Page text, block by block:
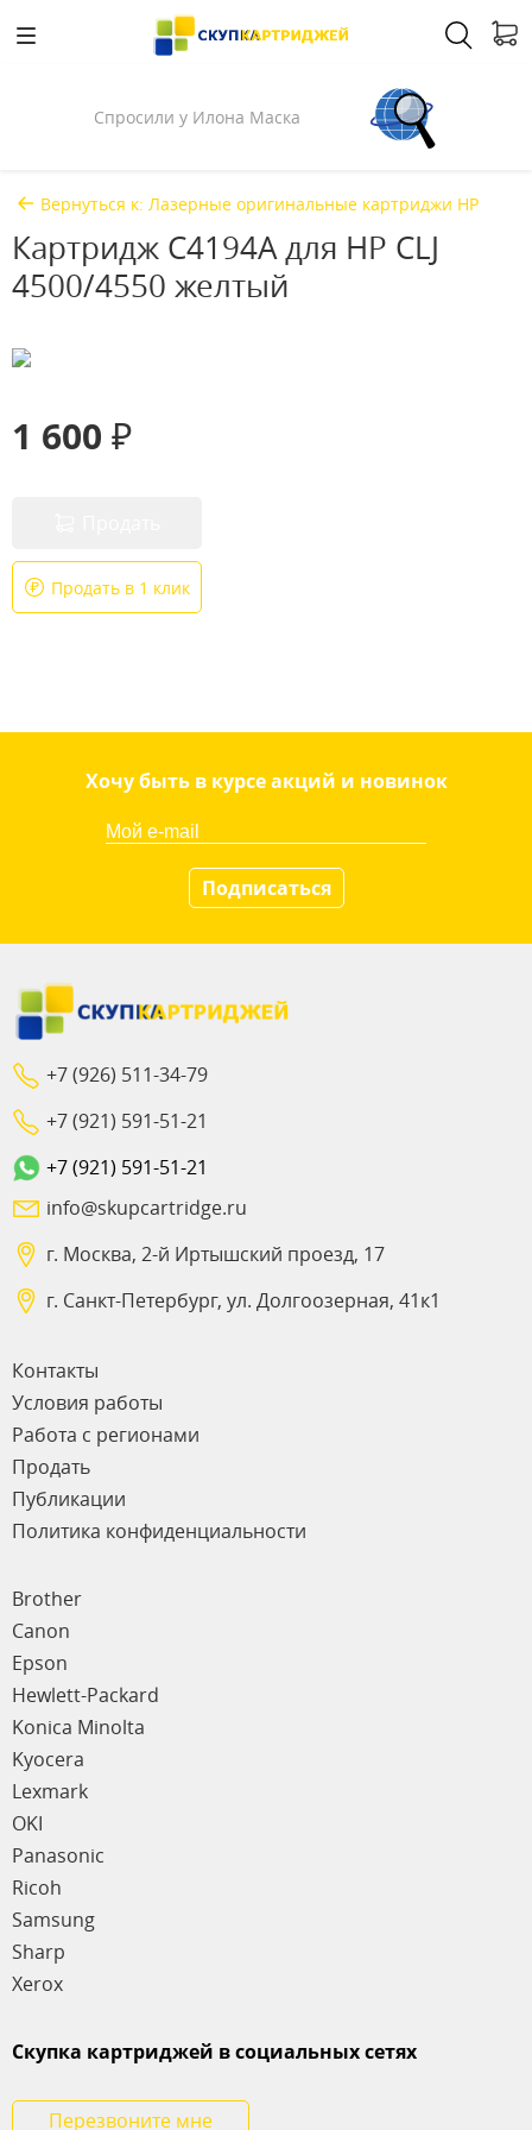
Спросили у Илона Маска
Вернуться к: Лазерные оригинальные картриджи HP
Картридж C4194A для HP CLJ
4500/4550 желтый
1 600 ₽
Продать в 1 клик
Хочу быть в курсе акций и новинок
Подписаться
+7 (926) 511-34-79
+7 (921) 591-51-21
+7 (921) 591-51-21
info@skupcartridge.ru
г. Москва, 2-й Иртышский проезд, 17
г. Санкт-Петербург, ул. Долгоозерная, 41к1
Контакты
Условия работы
Работа с регионами
Продать
Публикации
Политика конфиденциальности
Brother
Canon
Epson
Hewlett-Packard
Konica Minolta
Kyocera
Lexmark
OKI
Panasonic
Ricoh
Samsung
Sharp
Xerox
Скупка картриджей в социальных сетях
Перезвоните мне